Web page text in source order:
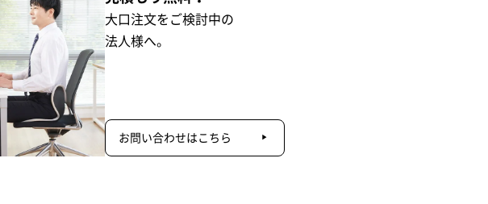
大口注文をご検討中の
法人様へ。
お問い合わせはこちら